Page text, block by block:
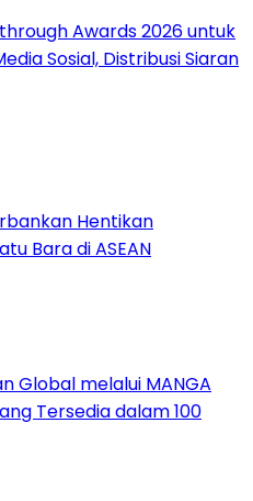
Awards 2026 untuk
Sosial, Distribusi Siaran
Hentikan
Bara di ASEAN
Global melalui MANGA
Tersedia dalam 100